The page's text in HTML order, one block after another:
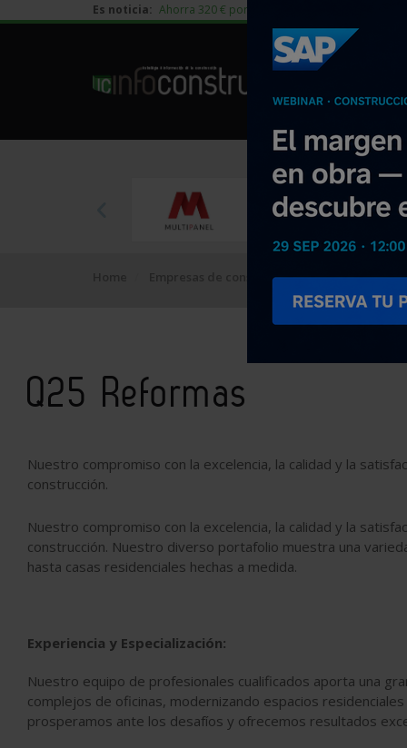
Es noticia: Ahorra 320 € por vivienda en edificación
Empresas de construcción Q25 Reformas
Q25 Reformas
Nuestro compromiso con la excelencia, la calidad y la
construcción.
Nuestro compromiso con la excelencia, la calidad y la
construcción. Nuestro diverso portafolio muestra una
hasta casas residenciales hechas a medida.
Experiencia y Especialización:
Nuestro equipo de profesionales cualificados aporta una
complejos de oficinas, modernizando espacios
prosperamos ante los desafíos y ofrecemos resultados